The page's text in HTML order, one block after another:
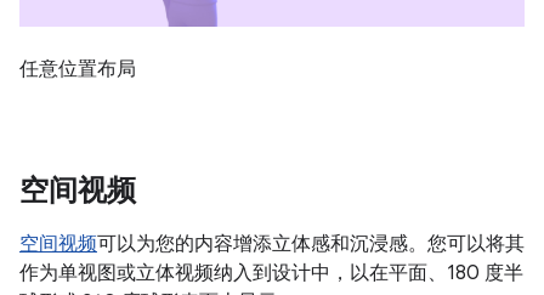
任意位置布局
空间视频
空间视频可以为您的内容增添立体感和沉浸感。您可以将其
作为单视图或立体视频纳入到设计中，以在平面、180 度半